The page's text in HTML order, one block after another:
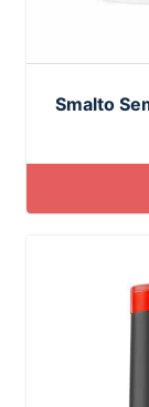
Smalto